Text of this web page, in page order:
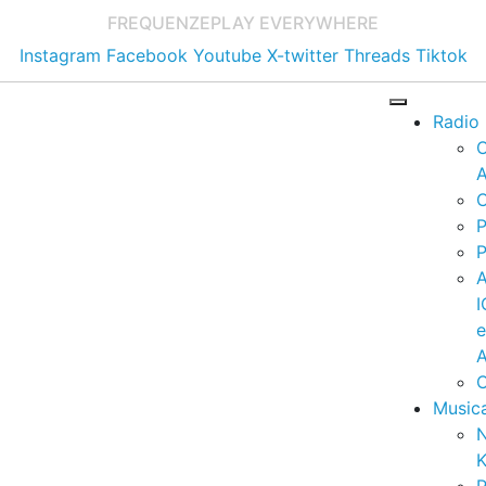
FREQUENZEPLAY EVERYWHERE
Instagram Facebook Youtube X-twitter Threads Tiktok
Radio
e